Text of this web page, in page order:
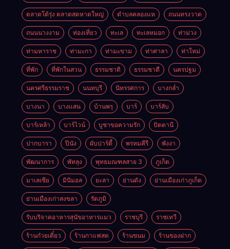
ตลาดโต้รุ่ง ตลาดสดหาดใหญ่ ตำบลคลองแห ถนนทรงวาด
ถนนนางงาม ท่องเที่ยว ทะเล ทะเลหมอก ท่าม่วง
ท่ามหาราช ท่ามะกา ท่ามะขาม ท่าศาลา ท่าใหม่
ที่พัก ที่พักในสวน ธรรมชาติ ธรรมชาตื นครปฐม
นครศรีธรรมราช นนทบุรี นิทรรศการ บางกล่ำ
บางนา บางแสน บ้านพรุ บาร์ บาร์ลับ
บาร์เหล้า บาร์ไวน์ บูชาขอความรัก ปัตตานี
ปากบารา ปีนัง ผับปาร์ตี้ พรหมคีรี พังงา
พัฒนาการ พัทลุง พุทธมณฑลสาย 3 ภูเก็ต
มาเลเซีย มินิมอล ยะลา ย่านดัง ย่านเมืองเก่าภูเก็ต
ย่านเมืองเก่าสงขลา รัตภูมิ
รับบริจาคอาหารสุนัขอาหารแมว ราชบุรี ราชเทวี
ร้านก๋วยเตี๋ยว ร้านกาแฟสด ร้านขนม ร้านของฝาก